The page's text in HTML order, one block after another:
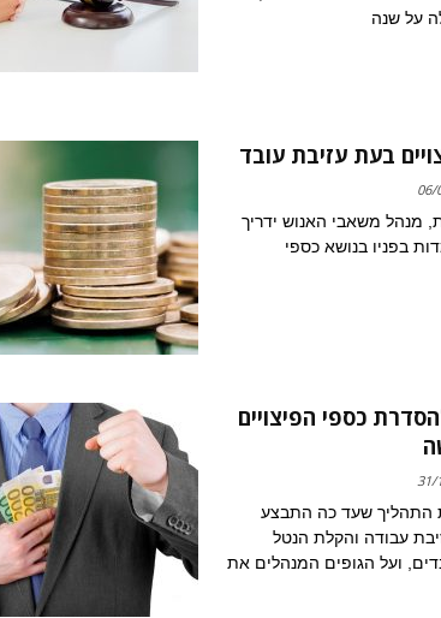
על שנה
בעת עזיבת עובד
06/
מנהל משאבי האנוש ידריך
בפניו בנושא כספי
כספי הפיצויים
31/
שעד כה התבצע
עבודה והקלת הנטל
ועל הגופים המנהלים את